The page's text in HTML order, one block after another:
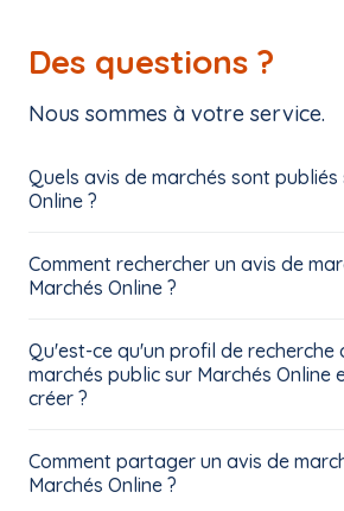
Des questions ?
Nous sommes à votre service.
Quels avis de marchés sont publiés
Online ?
Comment rechercher un avis de
Marchés Online ?
Qu'est-ce qu'un profil de recherche
marchés public sur Marchés Online
créer ?
Comment partager un avis de
Marchés Online ?